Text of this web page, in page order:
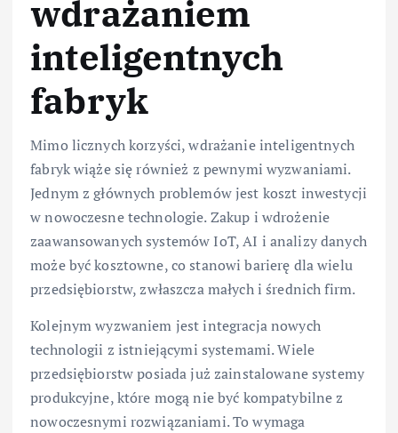
wdrażaniem
inteligentnych
fabryk
Mimo licznych korzyści, wdrażanie inteligentnych
fabryk wiąże się również z pewnymi wyzwaniami.
Jednym z głównych problemów jest koszt inwestycji
w nowoczesne technologie. Zakup i wdrożenie
zaawansowanych systemów IoT, AI i analizy danych
może być kosztowne, co stanowi barierę dla wielu
przedsiębiorstw, zwłaszcza małych i średnich firm.
Kolejnym wyzwaniem jest integracja nowych
technologii z istniejącymi systemami. Wiele
przedsiębiorstw posiada już zainstalowane systemy
produkcyjne, które mogą nie być kompatybilne z
nowoczesnymi rozwiązaniami. To wymaga